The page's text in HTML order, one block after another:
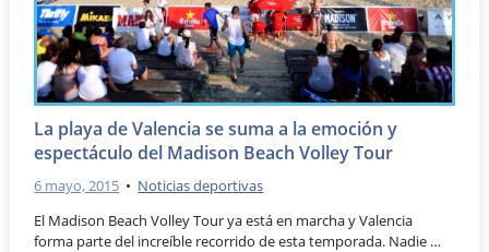
La playa de Valencia se suma a la emoción y
espectáculo del Madison Beach Volley Tour
6 mayo, 2015 • Noticias deportivas
El Madison Beach Volley Tour ya está en marcha y Valencia
forma parte del increíble recorrido de esta temporada. Nadie …